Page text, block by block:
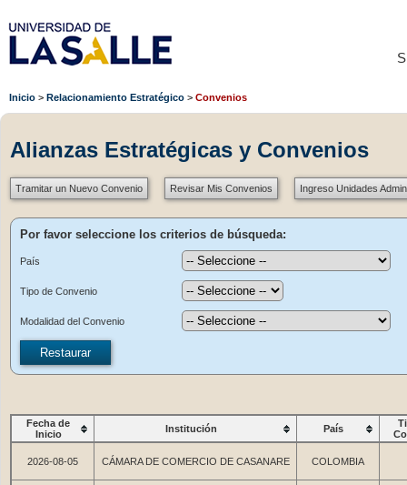
Inicio Relacionamiento Estratégico Convenios
Alianzas Estratégicas y Convenios
Tramitar un Nuevo Convenio Revisar Mis Convenios Ingreso Unidades
Por favor seleccione los criterios de búsqueda:
País
Tipo de Convenio
Modalidad del Convenio
Fecha de
Inicio
Institución País
2026-08-05 CÁMARA DE COMERCIO DE CASANARE COLOMBIA